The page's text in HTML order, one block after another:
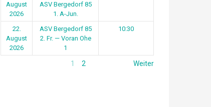
August
2026
ASV Bergedorf 85
1. A-Jun.
22.
August
2026
ASV Bergedorf 85
2. Fr. — Voran Ohe
1
10:30
1 2 Weiter